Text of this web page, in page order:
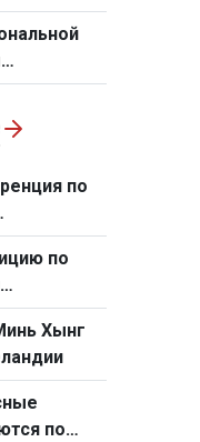
по
по
Хынг
по